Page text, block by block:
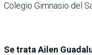
Colegio Gimnasio del
Se trata Ailen